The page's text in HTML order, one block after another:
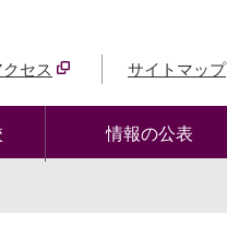
クセス サイトマップ
情報の公表